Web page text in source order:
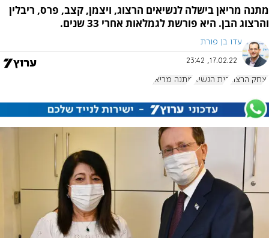
מתנה מריאן בישלה לנשיאים הרצוג, ויצמן, קצב, פרס, ריבלין
והרצוג הבן. היא פורשת לגמלאות אחרי 33 שנים.
עדו בן פורת
17.02.22, 23:42
יצחק הרצוג בית הנשיא מתנה מריאן